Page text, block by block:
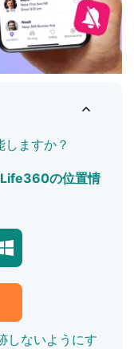
ますか？
の位置情
しないようにす